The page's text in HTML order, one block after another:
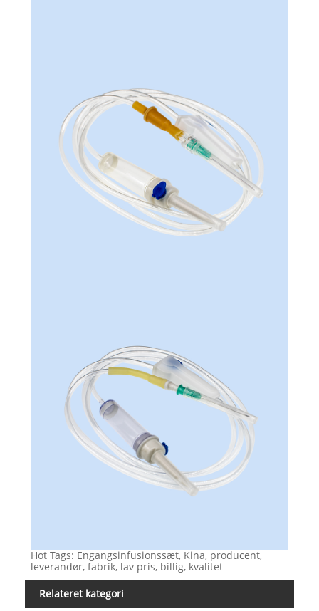
Hot Tags: Engangsinfusionssæt, Kina, producent,
leverandør, fabrik, lav pris, billig, kvalitet
Relateret kategori